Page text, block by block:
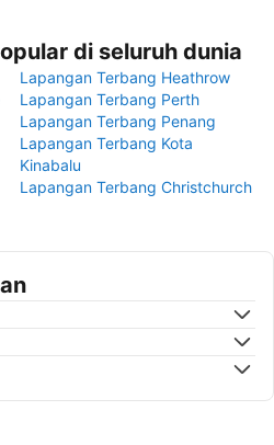
di seluruh dunia
Lapangan Terbang Heathrow
Lapangan Terbang Perth
Lapangan Terbang Penang
Lapangan Terbang Kota
Kinabalu
Lapangan Terbang Christchurch